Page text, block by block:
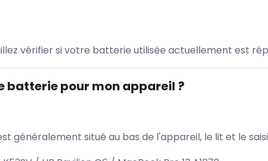
vérifier si votre batterie utilisée actuellement est
batterie pour mon appareil ?
généralement situé au bas de l'appareil, le lit et le